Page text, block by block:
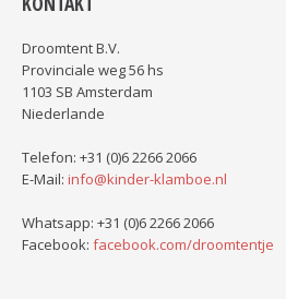
Droomtent B.V.
Provinciale weg 56 hs
1103 SB Amsterdam
Niederlande
Telefon: +31 (0)6 2266 2066
E-Mail: info@kinder-klamboe.nl
Whatsapp: +31 (0)6 2266 2066
Facebook: facebook.com/droomtentje